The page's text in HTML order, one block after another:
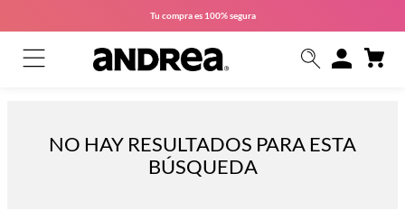
Tu compra es 100% segura
NO HAY RESULTADOS PARA ESTA
BÚSQUEDA